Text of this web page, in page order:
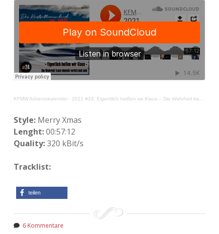
KFMW Adventskalender · 2021 #24: Eigentlich heißen wir Klaus – Die Wahrheit kann niemals verletzend sein
Style: Merry Xmas
Lenght:00:57:12
Quality:320 kBit/s
Tracklist:
teilen
6 Kommentare